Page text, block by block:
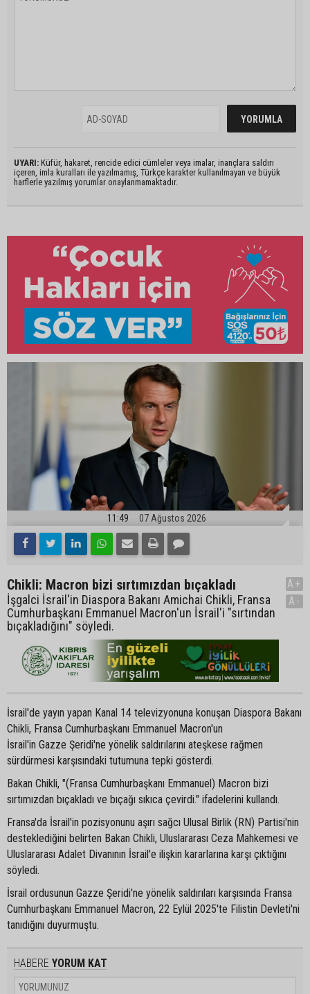
UYARI: Küfür, hakaret, rencide edici cümleler veya imalar, inançlara saldırı
içeren, imla kuralları ile yazılmamış, Türkçe karakter kullanılmayan ve büyük
harflerle yazılmış yorumlar onaylanmamaktadır.
11:49 07 Ağustos 2026
Chikli: Macron bizi sırtımızdan bıçakladı
İşgalci İsrail'in Diaspora Bakanı Amichai Chikli, Fransa
Cumhurbaşkanı Emmanuel Macron'un İsrail'i "sırtından
bıçakladığını" söyledi.
A+
A-
İsrail'de yayın yapan Kanal 14 televizyonuna konuşan Diaspora Bakanı
Chikli, Fransa Cumhurbaşkanı Emmanuel Macron'un
İsrail'in Gazze Şeridi'ne yönelik saldırılarını ateşkese rağmen
sürdürmesi karşısındaki tutumuna tepki gösterdi.
Bakan Chikli, "(Fransa Cumhurbaşkanı Emmanuel) Macron bizi
sırtımızdan bıçakladı ve bıçağı sıkıca çevirdi." ifadelerini kullandı.
Fransa'da İsrail'in pozisyonunu aşırı sağcı Ulusal Birlik (RN) Partisi'nin
desteklediğini belirten Bakan Chikli, Uluslararası Ceza Mahkemesi ve
Uluslararası Adalet Divanının İsrail'e ilişkin kararlarına karşı çıktığını
söyledi.
İsrail ordusunun Gazze Şeridi'ne yönelik saldırıları karşısında Fransa
Cumhurbaşkanı Emmanuel Macron, 22 Eylül 2025'te Filistin Devleti'ni
tanıdığını duyurmuştu.
HABERE YORUM KAT